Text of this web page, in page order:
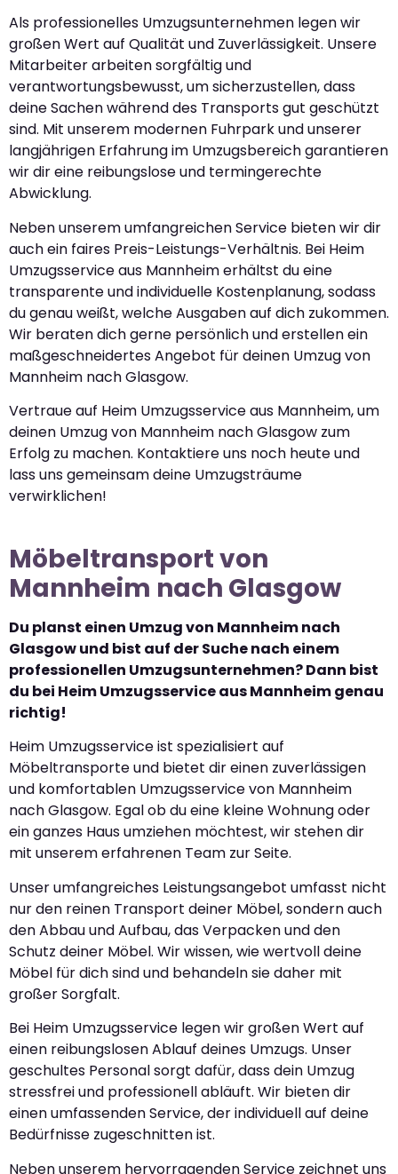
Als professionelles Umzugsunternehmen legen wir
großen Wert auf Qualität und Zuverlässigkeit. Unsere
Mitarbeiter arbeiten sorgfältig und
verantwortungsbewusst, um sicherzustellen, dass
deine Sachen während des Transports gut geschützt
sind. Mit unserem modernen Fuhrpark und unserer
langjährigen Erfahrung im Umzugsbereich garantieren
wir dir eine reibungslose und termingerechte
Abwicklung.
Neben unserem umfangreichen Service bieten wir dir
auch ein faires Preis-Leistungs-Verhältnis. Bei Heim
Umzugsservice aus Mannheim erhältst du eine
transparente und individuelle Kostenplanung, sodass
du genau weißt, welche Ausgaben auf dich zukommen.
Wir beraten dich gerne persönlich und erstellen ein
maßgeschneidertes Angebot für deinen Umzug von
Mannheim nach Glasgow.
Vertraue auf Heim Umzugsservice aus Mannheim, um
deinen Umzug von Mannheim nach Glasgow zum
Erfolg zu machen. Kontaktiere uns noch heute und
lass uns gemeinsam deine Umzugsträume
verwirklichen!
Möbeltransport von
Mannheim nach Glasgow
Du planst einen Umzug von Mannheim nach
Glasgow und bist auf der Suche nach einem
professionellen Umzugsunternehmen? Dann bist
du bei Heim Umzugsservice aus Mannheim genau
richtig!
Heim Umzugsservice ist spezialisiert auf
Möbeltransporte und bietet dir einen zuverlässigen
und komfortablen Umzugsservice von Mannheim
nach Glasgow. Egal ob du eine kleine Wohnung oder
ein ganzes Haus umziehen möchtest, wir stehen dir
mit unserem erfahrenen Team zur Seite.
Unser umfangreiches Leistungsangebot umfasst nicht
nur den reinen Transport deiner Möbel, sondern auch
den Abbau und Aufbau, das Verpacken und den
Schutz deiner Möbel. Wir wissen, wie wertvoll deine
Möbel für dich sind und behandeln sie daher mit
großer Sorgfalt.
Bei Heim Umzugsservice legen wir großen Wert auf
einen reibungslosen Ablauf deines Umzugs. Unser
geschultes Personal sorgt dafür, dass dein Umzug
stressfrei und professionell abläuft. Wir bieten dir
einen umfassenden Service, der individuell auf deine
Bedürfnisse zugeschnitten ist.
Neben unserem hervorragenden Service zeichnet uns